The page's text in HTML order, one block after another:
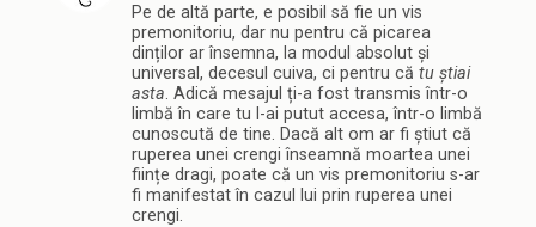
Pe de altă parte, e posibil să fie un vis
premonitoriu, dar nu pentru că picarea
dinților ar însemna, la modul absolut și
universal, decesul cuiva, ci pentru că tu știai
asta. Adică mesajul ți-a fost transmis într-o
limbă în care tu l-ai putut accesa, într-o limbă
cunoscută de tine. Dacă alt om ar fi știut că
ruperea unei crengi înseamnă moartea unei
ființe dragi, poate că un vis premonitoriu s-ar
fi manifestat în cazul lui prin ruperea unei
crengi.